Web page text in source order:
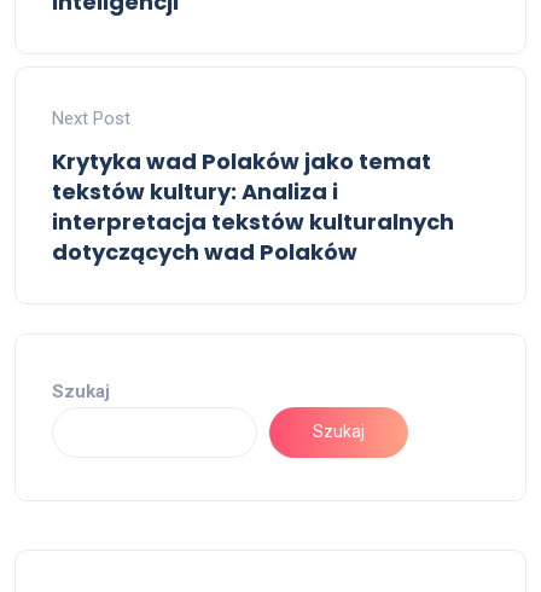
Next Post
Krytyka wad Polaków jako temat
tekstów kultury: Analiza i
interpretacja tekstów kulturalnych
dotyczących wad Polaków
Szukaj
Szukaj